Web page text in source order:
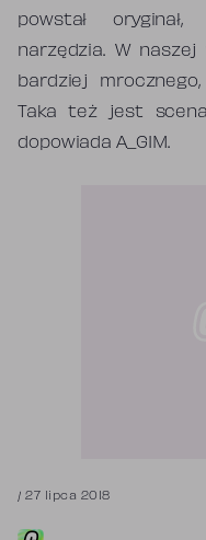
powstał
narzędzia. W
bardziej
Taka też jest
dopowiada A_GIM.
/ 27 lipca 2018